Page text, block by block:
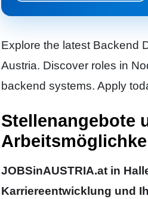
Explore the latest Backend
Austria. Discover roles in
backend systems. Apply
Stellenangebote
JOBSinAUSTRIA.at in
Karriereentwicklung und